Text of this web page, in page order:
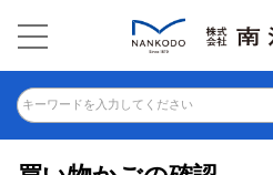
キーワードを入力してください